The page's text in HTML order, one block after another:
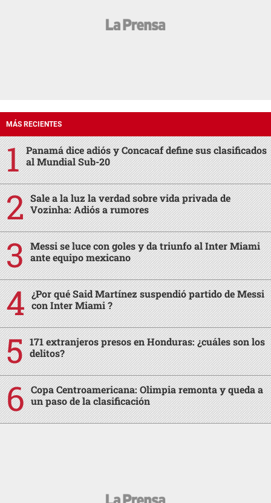
MÁS RECIENTES
Panamá dice adiós y Concacaf define sus clasificados
al Mundial Sub-20
Sale a la luz la verdad sobre vida privada de
Vozinha: Adiós a rumores
Messi se luce con goles y da triunfo al Inter Miami
ante equipo mexicano
¿Por qué Said Martínez suspendió partido de Messi
con Inter Miami ?
171 extranjeros presos en Honduras: ¿cuáles son los
delitos?
Copa Centroamericana: Olimpia remonta y queda a
un paso de la clasificación